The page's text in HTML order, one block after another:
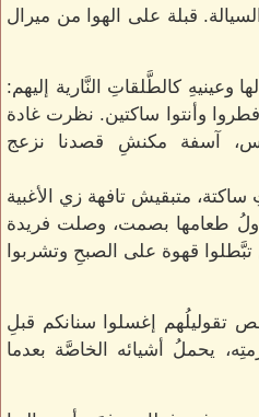
قبلة على الهوا من ميرال
وعينيهِ كالطَّلقاتِ النَّارية إليهم:
وأنتوا ساكتين. نظرت غادة
آسفة مكنشِ قصدنا نزعج
ساكتة، متبقيش تافهة زي الأغبية
طعامها بصمت، وصلت فريدة
قهوة على الصبحِ وتشربوا
تقوليلُهم إغسلوا سنانكم قبلِ
يحملُ أشيائه الخاصَّة بعدما